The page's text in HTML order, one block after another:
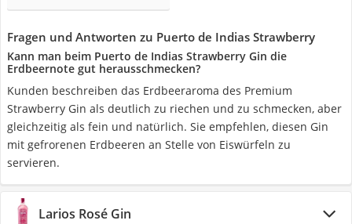
Fragen und Antworten zu Puerto de Indias Strawberry
Kann man beim Puerto de Indias Strawberry Gin die
Erdbeernote gut herausschmecken?
Kunden beschreiben das Erdbeeraroma des Premium
Strawberry Gin als deutlich zu riechen und zu schmecken, aber
gleichzeitig als fein und natürlich. Sie empfehlen, diesen Gin
mit gefrorenen Erdbeeren an Stelle von Eiswürfeln zu
servieren.
Larios Rosé Gin